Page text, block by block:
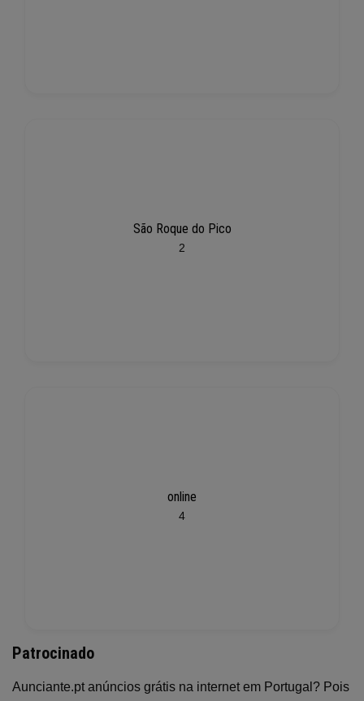
São Roque do Pico
2
online
4
Patrocinado
Aunciante.pt anúncios grátis na internet em Portugal? Pois